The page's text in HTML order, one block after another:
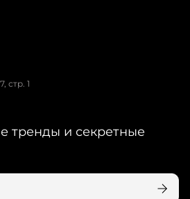
стр. 1
тренды и секретные